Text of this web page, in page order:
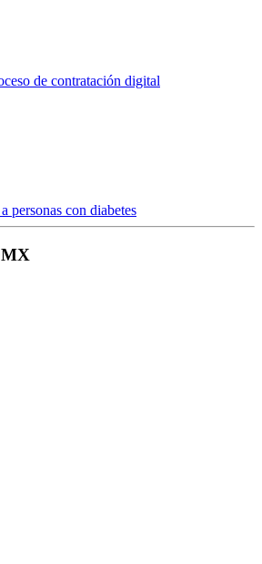
de contratación digital
personas con diabetes